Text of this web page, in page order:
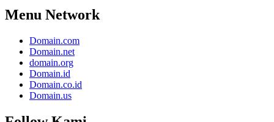
Menu Network
Domain.com
Domain.net
domain.org
Domain.id
Domain.co.id
Domain.us